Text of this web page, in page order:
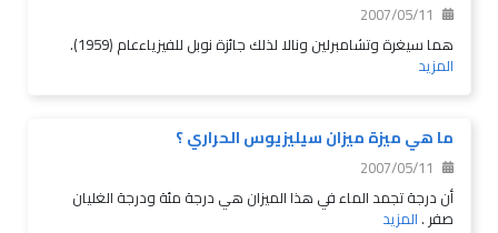
2007/05/11
هما سيغرة وتشامبرلين ونالا لذلك جائزة نوبل للفيزياءعام (1959).
المزيد
ما هي ميزة ميزان سيليزيوس الحراري ؟
2007/05/11
أن درجة تجمد الماء في هذا الميزان هي درجة مئة ودرجة الغليان
صفر .المزيد